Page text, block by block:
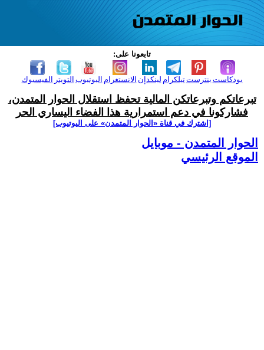
تابعونا على:
الفيسبوك التويتر اليوتيوب الانستغرام لينكدإن تيلكرامبنترست بودكاست
تبرعاتكم وتبرعاتكن المالية تحفظ استقلال الحوار المتمدن،
فشاركونا في دعم استمرارية هذا الفضاء اليساري الحر
[اشترك في قناة ‫«الحوار المتمدن» على اليوتيوب]
الحوار المتمدن - موبايل
الموقع الرئيسي